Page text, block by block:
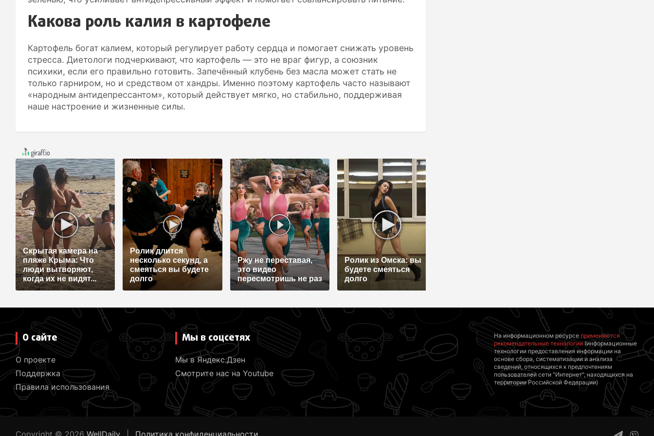
Какова роль калия в картофеле
Картофель богат калием, который регулирует работу сердца и помогает снижать уровень
стресса. Диетологи подчеркивают, что картофель — это не враг фигур, а союзник
психики, если его правильно готовить. Запечённый клубень без масла может стать не
только гарниром, но и средством от хандры. Именно поэтому картофель часто называют
«народным антидепрессантом», который действует мягко, но стабильно, поддерживая
наше настроение и жизненные силы.
Скрытая камера на
пляже Крыма: Что
люди вытворяют,
когда их не видят...
Ролик длится
несколько секунд, а
смеяться вы будете
долго
Ржу не переставая,
это видео
пересмотришь не раз
Ролик из Омска: вы
будете смеяться
долго
О сайте
О проекте
Поддержка
Правила использования
Мы в соцсетях
Мы в Яндекс.Дзен
Смотрите нас на Youtube
На информационном ресурсе применяются
рекомендательные технологии(информационные
технологии предоставления информации на
основе сбора, систематизации и анализа
сведений, относящихся к предпочтениям
пользователей сети "Интернет", находящихся на
территории Российской Федерации)